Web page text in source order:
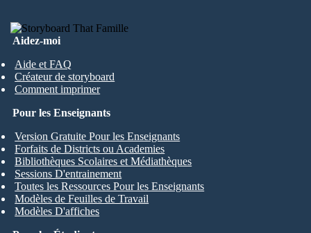
Aidez-moi
Aide et FAQ
Créateur de storyboard
Comment imprimer
Pour les Enseignants
Version Gratuite Pour les Enseignants
Forfaits de Districts ou Academies
Bibliothèques Scolaires et Médiathèques
Sessions D'entrainement
Toutes les Ressources Pour les Enseignants
Modèles de Feuilles de Travail
Modèles D'affiches